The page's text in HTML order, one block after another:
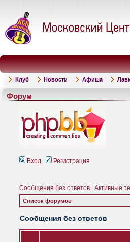
Клуб Новости Афиша
Форум
Вход Регистрация
Сообщения без ответов Активные
Список форумов
Сообщения без ответов